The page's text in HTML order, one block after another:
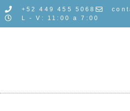
+52 449 455 5068
L - V: 11:00 a 7:00